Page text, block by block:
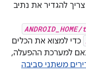
להגדיר את נתיב
כדי למצוא את הכלים
למערכת ההפעלה,
משתני סביבה